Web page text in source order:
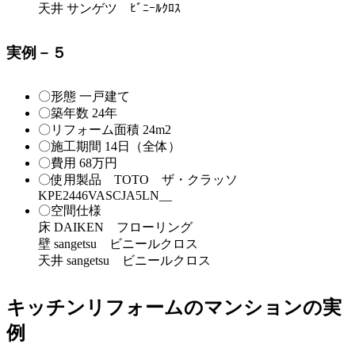
天井 サンゲツ ﾋﾞﾆｰﾙｸﾛｽ
実例－５
〇形態 一戸建て
〇築年数 24年
〇リフォーム面積 24m2
〇施工期間 14日（全体）
〇費用 68万円
〇使用製品 TOTO ザ・クラッソ
KPE2446VASCJA5LN__
〇空間仕様
床 DAIKEN フローリング
壁 sangetsu ビニールクロス
天井 sangetsu ビニールクロス
キッチンリフォームのマンションの実
例